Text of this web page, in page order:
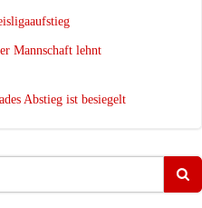
Mannschaft lehnt
Abstieg ist besiegelt